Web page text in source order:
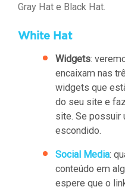
Gray Hat e Black Hat.
White Hat
Widgets:
encaixam nas
widgets que
do seu site e
site. Se possuir
escondido.
Social Media:
conteúdo em
espere que o